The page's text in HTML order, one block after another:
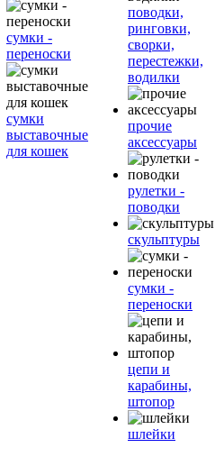
сумки -
переноски
сумки
выставочные
для кошек
поводки,
ринговки,
сворки,
перестежки,
водилки
прочие
аксессуары
рулетки -
поводки
скульптуры
сумки -
переноски
цепи и
карабины,
штопор
шлейки